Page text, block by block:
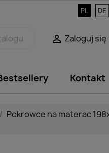
PL DE
 Zaloguj się
Kontakt
Pokrowce na materac